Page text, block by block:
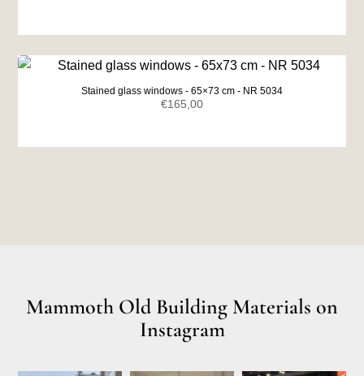
Stained glass windows - 65×73 cm - NR 5034
€165,00
Mammoth Old Building Materials on
Instagram